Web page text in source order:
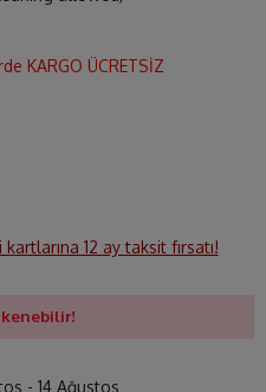
KARGO ÜCRETSİZ
12 ay taksit fırsatı!
- 14 Ağustos